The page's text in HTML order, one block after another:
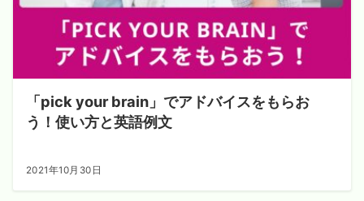
「pick your brain」でアドバイスをもらお
う！使い方と英語例文
2021年10月30日